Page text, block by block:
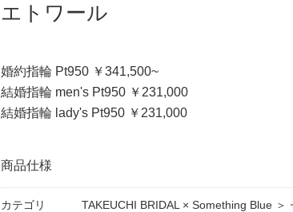
エトワール
婚約指輪 Pt950 ￥341,500~
結婚指輪 men's Pt950 ￥231,000
結婚指輪 lady's Pt950 ￥231,000
商品仕様
カテゴリ TAKEUCHI BRIDAL × Something Blue ＞